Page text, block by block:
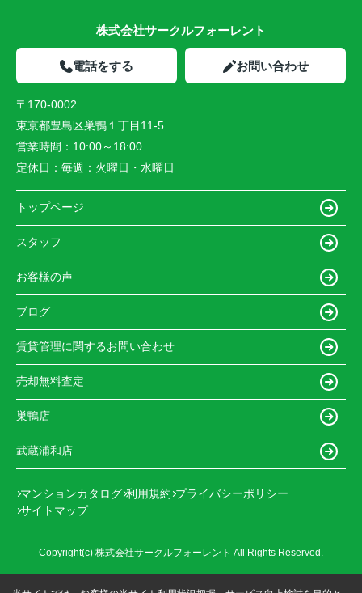
株式会社サークルフォーレント
電話をする お問い合わせ
〒170-0002
東京都豊島区巣鴨１丁目11-5
営業時間： 10:00～18:00
定休日： 毎週：火曜日・水曜日
トップページ
スタッフ
お客様の声
ブログ
賃貸管理に関するお問い合わせ
売却無料査定
巣鴨店
武蔵浦和店
マンションカタログ 利用規約 プライバシーポリシー
サイトマップ
Copyright(c) 株式会社サークルフォーレント All Rights Reserved.